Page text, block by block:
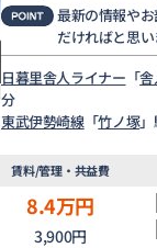
最新の情報や
だければと思い
日暮里舎人ライナー 「舎
分
東武伊勢崎線「竹ノ塚」
賃料/管理・共益費
8.4万円
3,900円